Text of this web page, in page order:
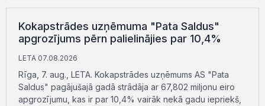
Kokapstrādes uzņēmuma "Pata Saldus"
apgrozījums pērn palielinājies par 10,4%
LETA 07.08.2026
Rīga, 7. aug., LETA. Kokapstrādes uzņēmums AS "Pata
Saldus" pagājušajā gadā strādāja ar 67,802 miljonu eiro
apgrozījumu, kas ir par 10,4% vairāk nekā gadu iepriekš,